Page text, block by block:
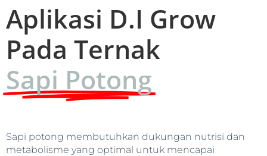
Aplikasi D.I Grow
Pada Ternak
Sapi Potong
Sapi potong membutuhkan dukungan nutrisi dan
metabolisme yang optimal untuk mencapai